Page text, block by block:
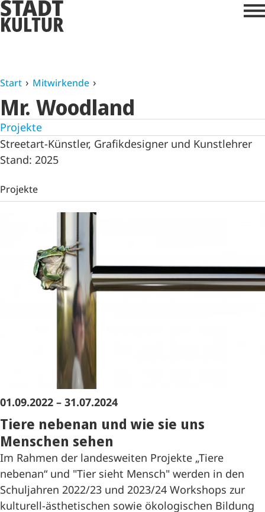
Start Mitwirkende
Mr. Woodland
Projekte
Streetart-Künstler, Grafikdesigner und Kunstlehrer
Stand: 2025
Projekte
01.09.2022 – 31.07.2024
Tiere nebenan und wie sie uns
Menschen sehen
Im Rahmen der landesweiten Projekte „Tiere
nebenan“ und "Tier sieht Mensch" werden in den
Schuljahren 2022/23 und 2023/24 Workshops zur
kulturell-ästhetischen sowie ökologischen Bildung